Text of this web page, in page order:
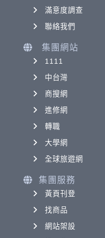
滿意度調查
聯絡我們
集團網站
1111
中台灣
商搜網
進修網
轉職
大學網
全球旅遊網
集團服務
黃頁刊登
找商品
網站架設